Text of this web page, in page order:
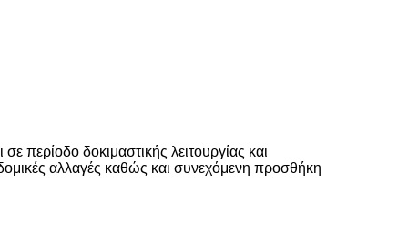
περίοδο δοκιμαστικής λειτουργίας και
δομικές αλλαγές καθώς και συνεχόμενη προσθήκη